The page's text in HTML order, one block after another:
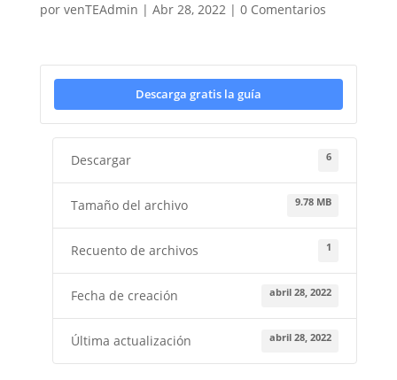
por venTEAdmin | Abr 28, 2022| 0 Comentarios
Descarga gratis la guía
Descargar 6
Tamaño del archivo 9.78 MB
Recuento de archivos 1
Fecha de creación abril 28, 2022
Última actualización abril 28, 2022